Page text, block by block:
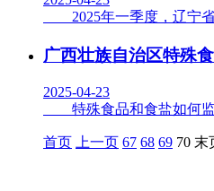
2025年一季度，辽宁省
广西壮族自治区特殊
2025-04-23
特殊食品和食盐如何监
首页 上一页 67 68 69 70 末